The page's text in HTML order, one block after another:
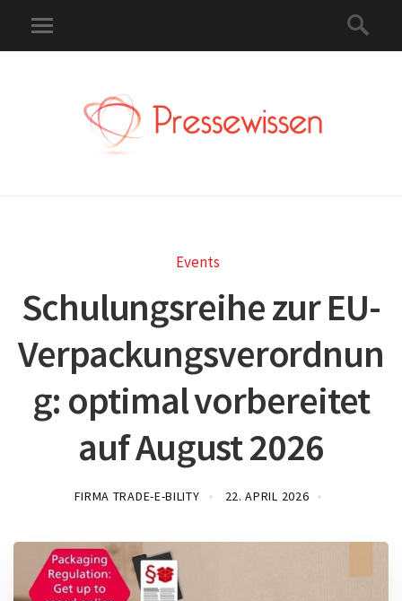
Events
Schulungsreihe zur EU-
Verpackungsverordnun
g: optimal vorbereitet
auf August 2026
FIRMA TRADE-E-BILITY 22. APRIL 2026